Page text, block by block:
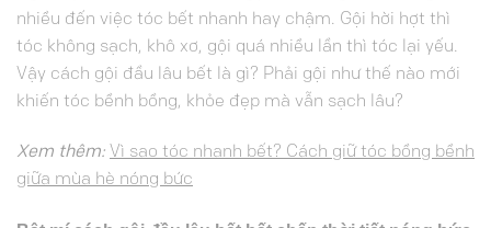
nhiều đến việc tóc bết nhanh hay chậm. Gội hời hợt thì
tóc không sạch, khô xơ, gội quá nhiều lần thì tóc lại yếu.
Vậy cách gội đầu lâu bết là gì? Phải gội như thế nào mới
khiến tóc bềnh bồng, khỏe đẹp mà vẫn sạch lâu?
Xem thêm: Vì sao tóc nhanh bết? Cách giữ tóc bồng bềnh
giữa mùa hè nóng bức